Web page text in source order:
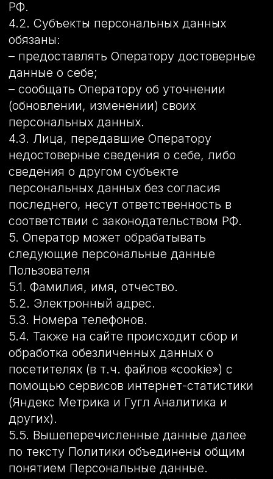
6.3. Не допускается объединение баз
данных, содержащих персональные
данные, обработка которых
осуществляется в целях, несовместимых
6.4. Обработке подлежат только
персональные данные, которые
отвечают целям их обработки.
6.5. Содержание и объем
обрабатываемых персональных данных
соответствуют заявленным целям
обработки. Не допускается избыточность
обрабатываемых персональных данных
по отношению к заявленным целям их
обработки.
6.6. При обработке персональных данных
обеспечивается точность персональных
данных, их достаточность, а в
необходимых случаях и актуальность по
отношению к целям обработки
персональных данных. Оператор
принимает необходимые меры и/или
обеспечивает их принятие по удалению
или уточнению неполных или неточных
данных.
6.7. Хранение персональных данных
осуществляется в форме, позволяющей
определить субъекта персональных
данных, не дольше, чем этого требуют
цели обработки персональных данных,
если срок хранения персональных
данных не установлен федеральным
законом, договором, стороной которого,
выгодоприобретателем или
поручителем по которому является
субъект персональных данных.
Обрабатываемые персональные данные
уничтожаются либо обезличиваются по
достижении целей обработки или в
случае утраты необходимости в
достижении этих целей, если иное не